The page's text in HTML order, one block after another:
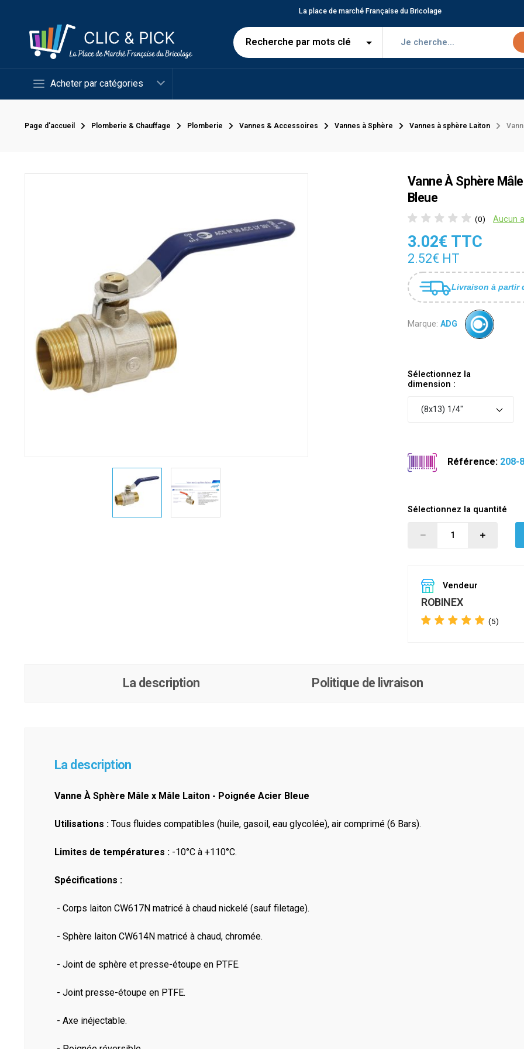
La place de marché Française du Bricolage
Acheter par catégories
Page d'accueil Plomberie & Chauffage Plomberie Vannes & Accessoires Vannes à Sphère Vannes à sphère Laiton
Vanne À Sphère
Bleue
(0) Aucun
3.02€ TTC
2.52€ HT
Livraison à partir
Marque: ADG
Sélectionnez la
dimension :
(8x13) 1/4"
Référence: 208-8
Sélectionnez la quantité
Vendeur
ROBINEX
(5)
La description Politique de livraison
La description
Vanne À Sphère Mâle x Mâle Laiton - Poignée Acier Bleue
Utilisations : Tous fluides compatibles (huile, gasoil, eau glycolée), air comprimé (6 Bars).
Limites de températures : -10°C à +110°C.
Spécifications :
- Corps laiton CW617N matricé à chaud nickelé (sauf filetage).
- Sphère laiton CW614N matricé à chaud, chromée.
- Joint de sphère et presse-étoupe en PTFE.
- Joint presse-étoupe en PTFE.
- Axe inéjectable.